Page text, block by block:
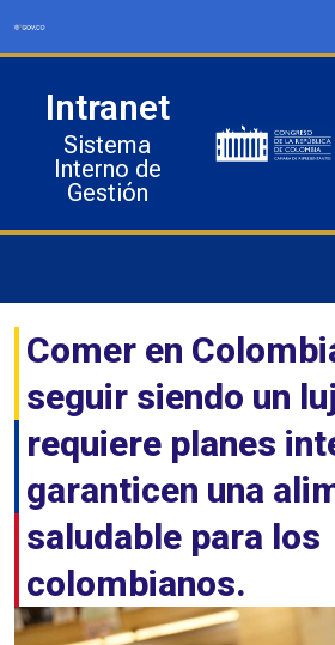
Intranet
Sistema
Interno de
Gestión
Comer en
seguir siendo un
requiere planes
garanticen una
saludable para los
colombianos.